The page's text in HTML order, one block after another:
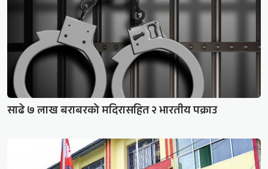
साढे ७ लाख बराबरको मदिरासहित २ भारतीय पक्राउ